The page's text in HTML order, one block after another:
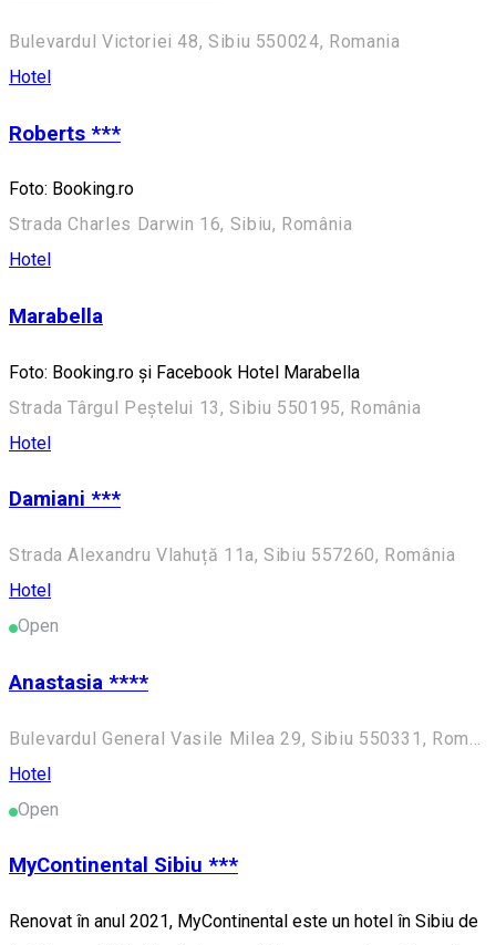
Bulevardul Victoriei 48, Sibiu 550024, Romania
Hotel
Roberts ***
Foto: Booking.ro
Strada Charles Darwin 16, Sibiu, România
Hotel
Marabella
Foto: Booking.ro și Facebook Hotel Marabella
Strada Târgul Peștelui 13, Sibiu 550195, România
Hotel
Damiani ***
Strada Alexandru Vlahuță 11a, Sibiu 557260, România
Hotel
Open
Anastasia ****
Hotel
Open
MyContinental Sibiu ***
Renovat în anul 2021, MyContinental este un hotel în Sibiu de